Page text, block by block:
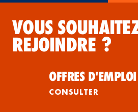
VOUS
REJOINDRE ?
OFFRES D'EMPLOI
CONSULTER